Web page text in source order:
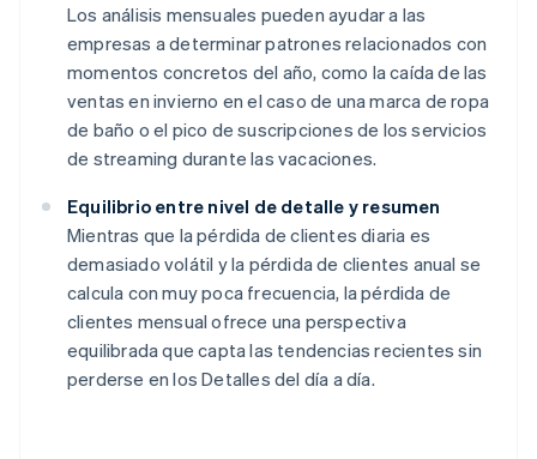
Los análisis mensuales pueden ayudar a las
empresas a determinar patrones relacionados con
momentos concretos del año, como la caída de las
ventas en invierno en el caso de una marca de ropa
de baño o el pico de suscripciones de los servicios
de streaming durante las vacaciones.
Equilibrio entre nivel de detalle y resumen
Mientras que la pérdida de clientes diaria es
demasiado volátil y la pérdida de clientes anual se
calcula con muy poca frecuencia, la pérdida de
clientes mensual ofrece una perspectiva
equilibrada que capta las tendencias recientes sin
perderse en los Detalles del día a día.